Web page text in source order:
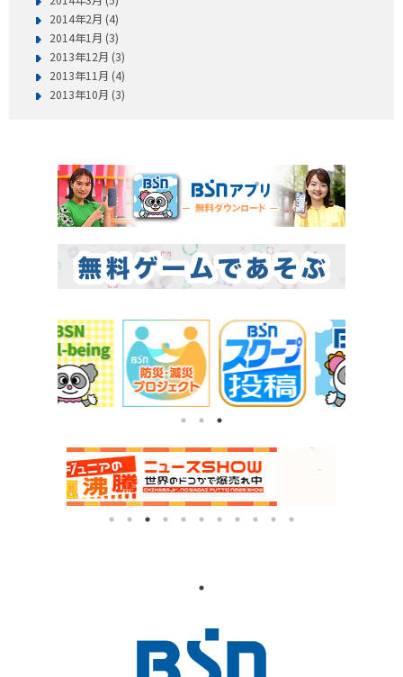
2014年2月 (4)
2014年1月 (3)
2013年12月 (3)
2013年11月 (4)
2013年10月 (3)